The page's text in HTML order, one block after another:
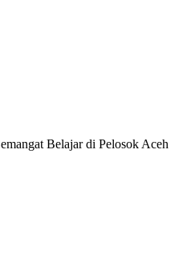
Belajar di Pelosok Aceh